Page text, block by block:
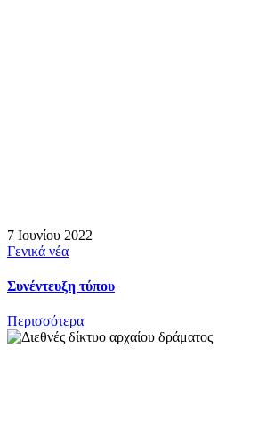
7 Ιουνίου 2022
Γενικά νέα
Συνέντευξη τύπου
Περισσότερα